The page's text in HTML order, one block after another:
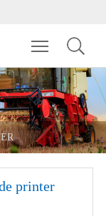
Toggle
printer